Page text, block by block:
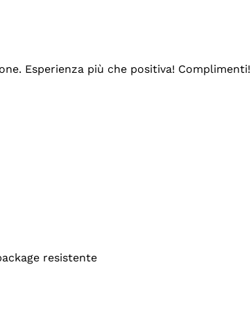
Esperienza più che positiva! Complimenti!
resistente